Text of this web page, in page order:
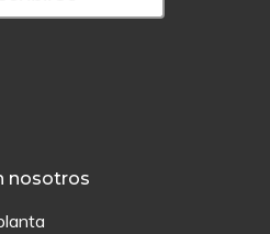
nosotros